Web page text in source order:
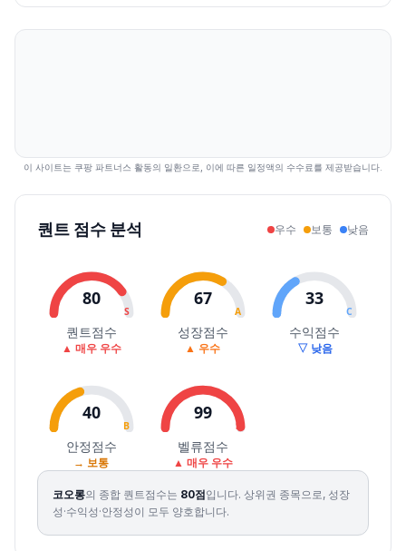
이 사이트는 쿠팡 파트너스 활동의 일환으로, 이에 따른 일정액의 수수료를 제공받습니다.
퀀트 점수 분석 우수 보통 낮음
80
S
퀀트점수
▲ 매우 우수
67
A
성장점수
▲ 우수
33
C
수익점수
▽ 낮음
40
B
안정점수
→ 보통
99
S
벨류점수
▲ 매우 우수
코오롱의 종합 퀀트점수는 80점입니다. 상위권 종목으로, 성장
성·수익성·안정성이 모두 양호합니다.